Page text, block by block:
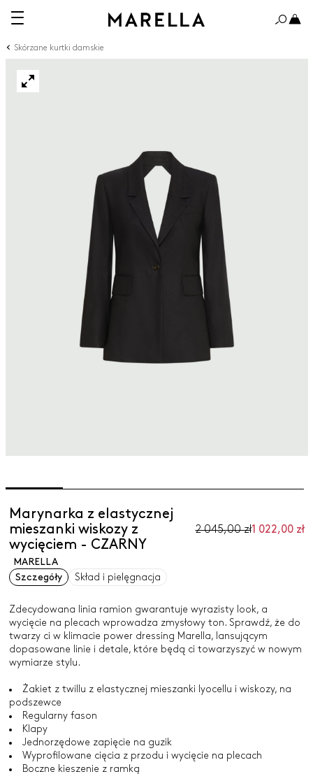
Skórzane kurtki damskie
Marynarka z elastycznej
mieszanki wiskozy z
wycięciem - CZARNY
2 045,00 zł1 022,00 zł
MARELLA
Szczegóły
Skład i pielęgnacja
Zdecydowana linia ramion gwarantuje wyrazisty look, a
wycięcie na plecach wprowadza zmysłowy ton. Sprawdź, że do
twarzy ci w klimacie power dressing Marella, lansującym
dopasowane linie i detale, które będą ci towarzyszyć w nowym
wymiarze stylu.
Żakiet z twillu z elastycznej mieszanki lyocellu i wiskozy, na
podszewce
Regularny fason
Klapy
Jednorzędowe zapięcie na guzik
Wyprofilowane cięcia z przodu i wycięcie na plecach
Boczne kieszenie z ramką